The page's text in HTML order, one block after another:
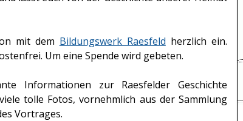
mit dem Bildungswerk Raesfeld herzlich ein.
Um eine Spende wird gebeten.
Informationen zur Raesfelder Geschichte
tolle Fotos, vornehmlich aus der Sammlung
Vortrages.